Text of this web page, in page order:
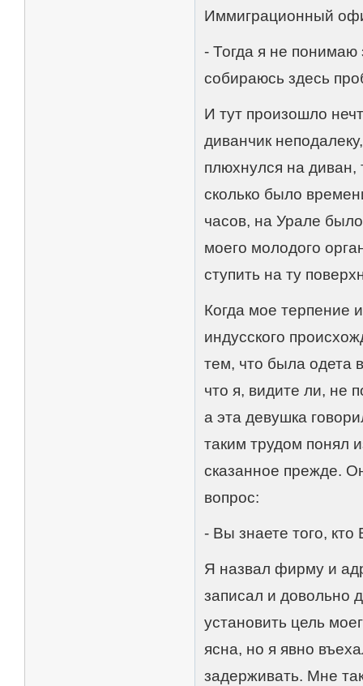
Иммиграционный
- Тогда я не
собираюсь здесь
И тут произошло
диванчик
плюхнулся на диван,
сколько было
часов, на Урале
моего молодого
ступить на ту
Когда мое терпение
индусского
тем, что была одета
что я, видите ли, не
а эта девушка
таким трудом понял
сказанное прежде.
вопрос:
- Вы знаете того, кто
Я назвал фирму и
записал и довольно
установить цель
ясна, но я явно
задерживать. Мне